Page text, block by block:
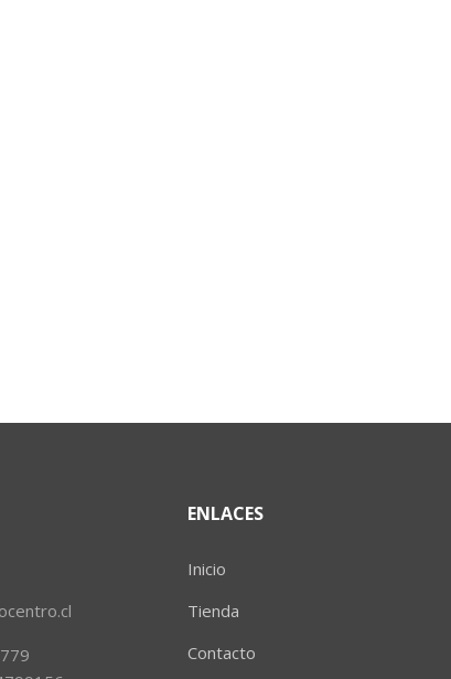
ENLACES
Inicio
Tienda
Contacto